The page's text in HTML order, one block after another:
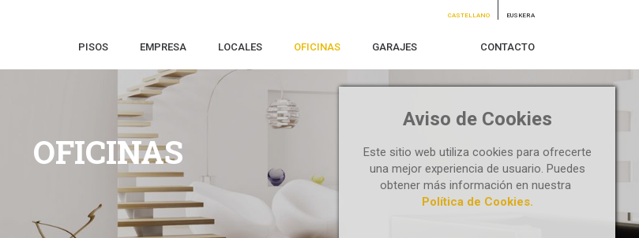
Aviso de Cookies
Este sitio web utiliza cookies para ofrecerte
una mejor experiencia de usuario. Puedes
obtener más información en nuestra
Política de Cookies.
CASTELLANO EUSKERA
PISOS EMPRESA LOCALES OFICINAS GARAJES CONTACTO
OFICINAS